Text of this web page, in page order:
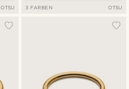
OTSU 3 FARBEN OTSU